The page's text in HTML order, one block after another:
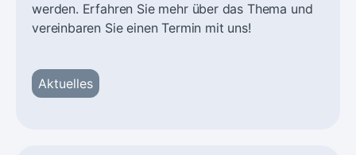
werden. Erfahren Sie mehr über das Thema und
vereinbaren Sie einen Termin mit uns!
Aktuelles